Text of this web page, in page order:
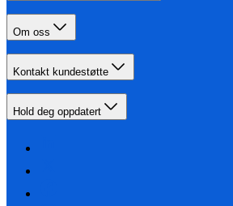
Om oss
Kontakt kundestøtte
Hold deg oppdatert